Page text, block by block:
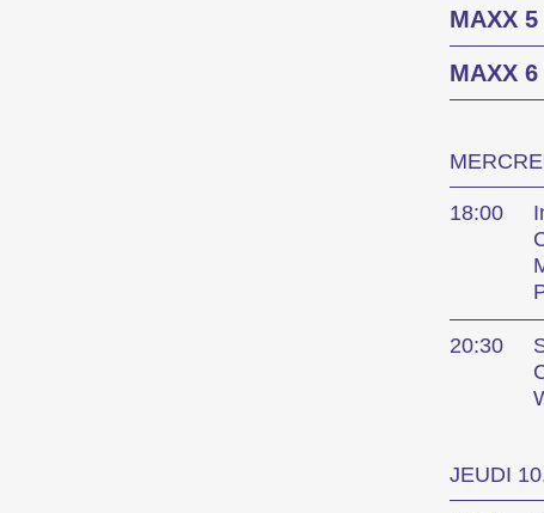
MAXX 5
MAXX 6
18:00
20:30
JEUDI
Le
Les
court